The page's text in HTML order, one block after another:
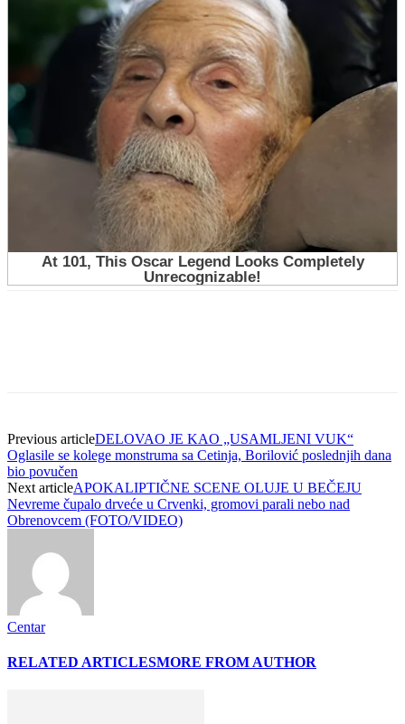
Previous articleDELOVAO JE KAO „USAMLJENI VUK“
Oglasile se kolege monstruma sa Cetinja, Borilović poslednjih dana
bio povučen
Next articleAPOKALIPTIČNE SCENE OLUJE U BEČEJU
Nevreme čupalo drveće u Crvenki, gromovi parali nebo nad
Obrenovcem (FOTO/VIDEO)
Centar
RELATED ARTICLESMORE FROM AUTHOR